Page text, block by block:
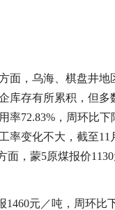
面，乌海、棋盘井
库存有所累积，但多
率72.83%，周环比
率变化不大，截至
，蒙5原煤报价
元／吨，周环比